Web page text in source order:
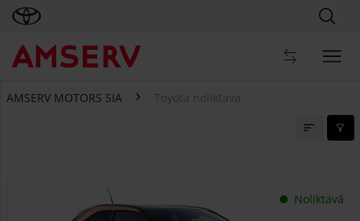
AMSERV MOTORS SIA Toyota noliktava
Noliktavā